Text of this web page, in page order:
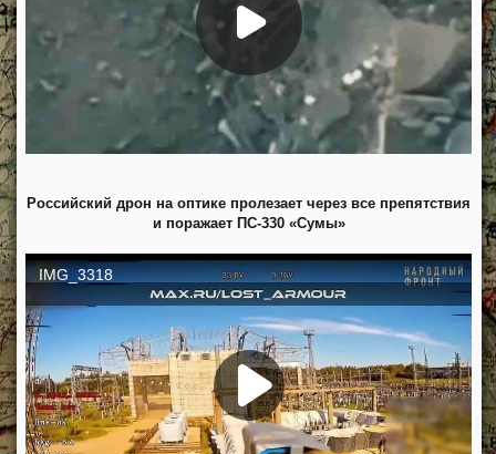
Российский дрон на оптике пролезает через все препятствия
и поражает ПС-330 «Сумы»